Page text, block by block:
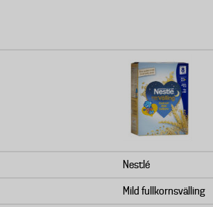
Nestlé
Mild fullkornsvälling